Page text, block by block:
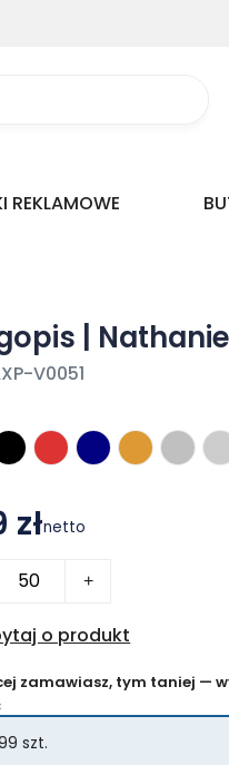
REKLAMOWE
|
V0051
złnetto
+
o produkt
zamawiasz, tym taniej —
szt.